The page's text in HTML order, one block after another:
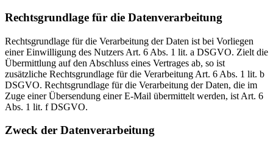
Rechtsgrundlage für die Datenverarbeitung
Rechtsgrundlage für die Verarbeitung der Daten ist bei Vorliegen
einer Einwilligung des Nutzers Art. 6 Abs. 1 lit. a DSGVO. Zielt die
Übermittlung auf den Abschluss eines Vertrages ab, so ist
zusätzliche Rechtsgrundlage für die Verarbeitung Art. 6 Abs. 1 lit. b
DSGVO. Rechtsgrundlage für die Verarbeitung der Daten, die im
Zuge einer Übersendung einer E-Mail übermittelt werden, ist Art. 6
Abs. 1 lit. f DSGVO.
Zweck der Datenverarbeitung